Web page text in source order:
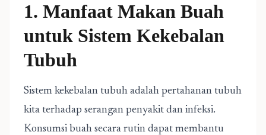
1. Manfaat Makan Buah
untuk Sistem Kekebalan
Tubuh
Sistem kekebalan tubuh adalah pertahanan tubuh
kita terhadap serangan penyakit dan infeksi.
Konsumsi buah secara rutin dapat membantu